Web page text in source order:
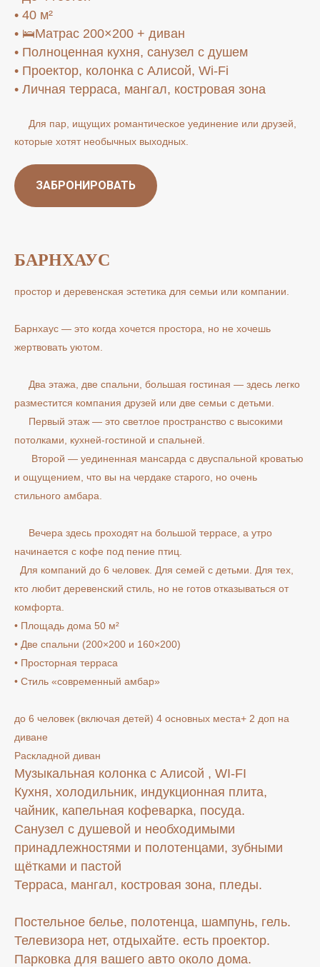
• 40 м²
• 🛌Матрас 200×200 + диван
• Полноценная кухня, санузел с душем
• Проектор, колонка с Алисой, Wi-Fi
• Личная терраса, мангал, костровая зона
Для пар, ищущих романтическое уединение или друзей,
которые хотят необычных выходных.
ЗАБРОНИРОВАТЬ
БАРНХАУС
простор и деревенская эстетика для семьи или компании.
Барнхаус — это когда хочется простора, но не хочешь
жертвовать уютом.
Два этажа, две спальни, большая гостиная — здесь легко
разместится компания друзей или две семьи с детьми.
Первый этаж — это светлое пространство с высокими
потолками, кухней-гостиной и спальней.
Второй — уединенная мансарда с двуспальной кроватью
и ощущением, что вы на чердаке старого, но очень
стильного амбара.
Вечера здесь проходят на большой террасе, а утро
начинается с кофе под пение птиц.
Для компаний до 6 человек. Для семей с детьми. Для тех,
кто любит деревенский стиль, но не готов отказываться от
комфорта.
• Площадь дома 50 м²
• Две спальни (200×200 и 160×200)
• Просторная терраса
• Стиль «современный амбар»
до 6 человек (включая детей) 4 основных места+ 2 доп на
диване
Раскладной диван
Музыкальная колонка с Алисой , WI-FI
Кухня, холодильник, индукционная плита,
чайник, капельная кофеварка, посуда.
Санузел с душевой и необходимыми
принадлежностями и полотенцами, зубными
щётками и пастой
Терраса, мангал, костровая зона, пледы.
Постельное белье, полотенца, шампунь, гель.
Телевизора нет, отдыхайте. есть проектор.
Парковка для вашего авто около дома.